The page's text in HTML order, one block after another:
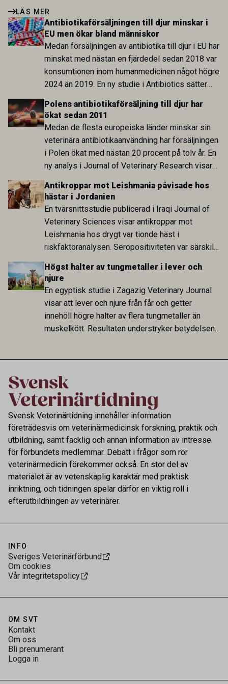
LÄS MER
Antibiotikaförsäljningen till djur minskar i
EU men ökar bland människor
Medan försäljningen av antibiotika till djur i EU har
minskat med nästan en fjärdedel sedan 2018 var
konsumtionen inom humanmedicinen något högre
2024 än 2019. En ny studie i Antibiotics sätter
utvecklingen inom de båda sektorerna sida vid
sida och pekar på en obalans i EU:s One Health-
arbete.
Polens antibiotikaförsäljning till djur har
ökat sedan 2011
Medan de flesta europeiska länder minskar sin
veterinära antibiotikaanvändning har försäljningen
i Polen ökat med nästan 20 procent på tolv år. En
ny analys i Journal of Veterinary Research visar
att skillnaden mot lågförbrukarländer som
Sverige är fortsatt stor.
Antikroppar mot Leishmania påvisade hos
hästar i Jordanien
En tvärsnittsstudie publicerad i Iraqi Journal of
Veterinary Sciences visar antikroppar mot
Leishmania hos drygt var tionde häst i
riskfaktoranalysen. Seropositiviteten var särskilt
hög i Zarqa och statistiskt kopplad till bland
annat stallhållning. Resultaten visar att hästarna
har exponerats för parasiten – men inte att de
fungerar som reservoarer eller bidrar till
smittspridning.
Högst halter av tungmetaller i lever och
njure
En egyptisk studie i Zagazig Veterinary Journal
visar att lever och njure från får och getter
innehöll högre halter av flera tungmetaller än
muskelkött. Resultaten understryker betydelsen
Svensk Veterinärtidning innehåller information
företrädesvis om veterinärmedicinsk forskning, praktik och
utbildning, samt facklig och annan information av intresse
för förbundets medlemmar. Debatt i frågor som rör
veterinärmedicin förekommer också. En stor del av
materialet är av vetenskaplig karaktär med praktisk
inriktning, och tidningen spelar därför en viktig roll i
efterutbildningen av veterinärer.
INFO
Sveriges Veterinärförbund
Om cookies
Vår integritetspolicy
OM SVT
Kontakt
Om oss
Bli prenumerant
Logga in